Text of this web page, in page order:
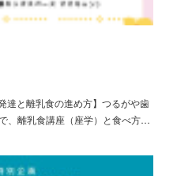
達と離乳食の進め方】つるがや歯
、離乳食講座（座学）と食べ方…